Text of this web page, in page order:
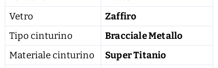
Vetro
Zaffiro
Tipo cinturino
Bracciale Metallo
Materiale cinturino
Super Titanio